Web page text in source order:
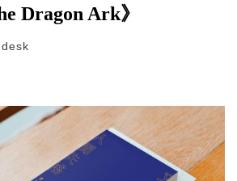
Dragon Ark》